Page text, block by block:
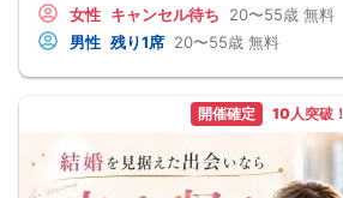
奥手男子に合わない方法です。
なぜなら、趣味や共通の話題などをしても
それだけでは、女性は好きにはなってくれない。
次につなげようとすればするほど、
気づかないうちに「女性の信頼」を失ってしまう。
気になる女性を目の前にすると、
「好印象に思われたい。嫌われたくない。」
という気持ちが強くなり、
女性 キャンセル待ち 20〜55歳 無料
男性 残り1席 20〜55歳 無料
開催確定 10人突破！